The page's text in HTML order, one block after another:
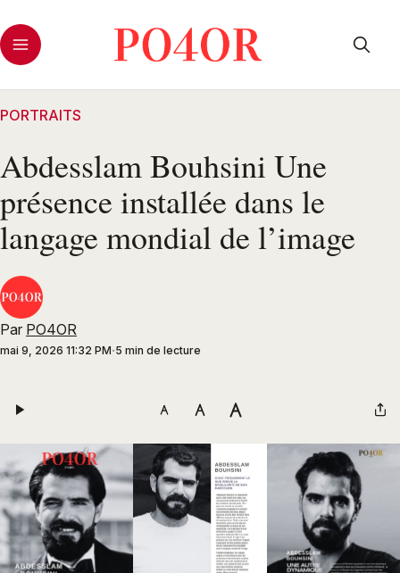
PORTRAITS
Abdesslam Bouhsini Une
présence installée dans le
langage mondial de l’image
Par PO4OR
mai 9, 2026 11:32 PM 5 min de lecture